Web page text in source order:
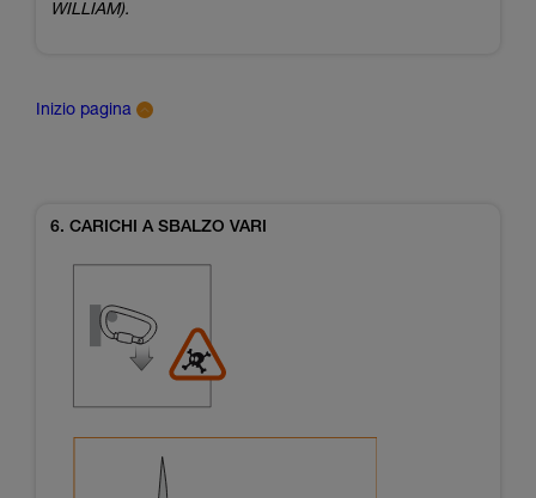
WILLIAM).​
Inizio pagina
6. CARICHI A SBALZO VARI